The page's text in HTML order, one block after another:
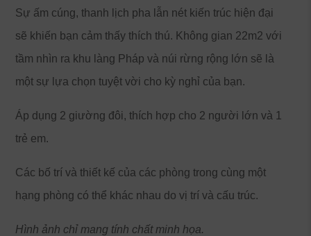
Sự ấm cúng, thanh lịch pha lẫn nét kiến trúc hiện đại
sẽ khiến bạn cảm thấy thích thú. Không gian 22m2 với
tầm nhìn ra khu làng Pháp và núi rừng rộng lớn sẽ là
một sự lựa chọn tuyệt vời cho kỳ nghỉ của bạn.
Áp dụng 2 giường đôi, thích hợp cho 2 người lớn và 1
trẻ em.
Các bố trí và thiết kế của các phòng trong cùng một
hạng phòng có thể khác nhau do vị trí và cấu trúc.
Hình ảnh chỉ mang tính chất minh họa.